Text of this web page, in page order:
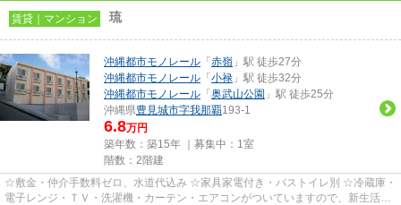
賃貸｜マンション 琉
沖縄都市モノレール 「 赤嶺 」駅 徒歩27分
沖縄都市モノレール 「 小禄 」駅 徒歩32分
沖縄都市モノレール 「 奥武山公園 」駅 徒歩25分
沖縄県豊見城市字我那覇193-1
6.8万円
築年数：築15年 ｜募集中： 1室
階数：2階建
☆敷金・仲介手数料ゼロ、水道代込み ☆家具家電付き・バストイレ別 ☆冷蔵庫・
電子レンジ・ＴＶ・洗濯機・カーテン・エアコンがついていますので、新生活が